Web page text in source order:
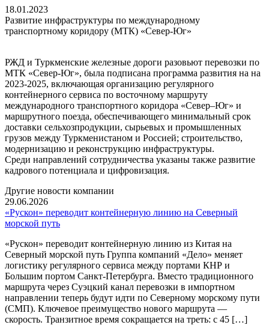
18.01.2023
Развитие инфраструктуры по международному
транспортному коридору (МТК) «Север-Юг»
РЖД и Туркменские железные дороги разовьют перевозки по
МТК «Север-Юг», была подписана программа развития на на
2023-2025, включающая организацию регулярного
контейнерного сервиса по восточному маршруту
международного транспортного коридора «Север–Юг» и
маршрутного поезда, обеспечивающего минимальный срок
доставки сельхозпродукции, сырьевых и промышленных
грузов между Туркменистаном и Россией; строительство,
модернизацию и реконструкцию инфраструктуры.
Среди направлений сотрудничества указаны также развитие
кадрового потенциала и цифровизация.
Другие новости компании
29.06.2026
«Рускон» переводит контейнерную линию на Северный
морской путь
«Рускон» переводит контейнерную линию из Китая на
Северный морской путь Группа компаний «Дело» меняет
логистику регулярного сервиса между портами КНР и
Большим портом Санкт-Петербурга. Вместо традиционного
маршрута через Суэцкий канал перевозки в импортном
направлении теперь будут идти по Северному морскому пути
(СМП). Ключевое преимущество нового маршрута —
скорость. Транзитное время сокращается на треть: с 45 […]